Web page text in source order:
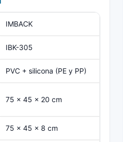
IMBACK
IBK-305
PVC + silicona (PE y PP)
75 x 45 x 20 cm
75 x 45 x 8 cm